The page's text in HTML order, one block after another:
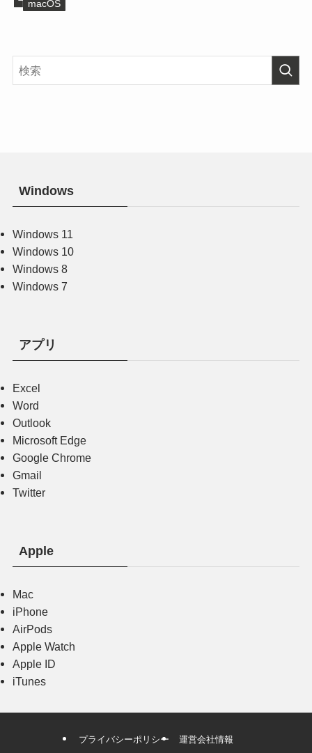
macOS
Windows
Windows 11
Windows 10
Windows 8
Windows 7
アプリ
Excel
Word
Outlook
Microsoft Edge
Google Chrome
Gmail
Twitter
Apple
Mac
iPhone
AirPods
Apple Watch
Apple ID
iTunes
プライバシーポリシー 運営会社情報